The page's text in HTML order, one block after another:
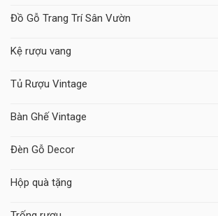
Đồ Gỗ Trang Trí Sân Vườn
Kệ rượu vang
Tủ Rượu Vintage
Bàn Ghế Vintage
Đèn Gỗ Decor
Hộp quà tặng